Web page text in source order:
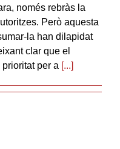
només rebràs la
Però aquesta
la han dilapidat
clar que el
per a [...]